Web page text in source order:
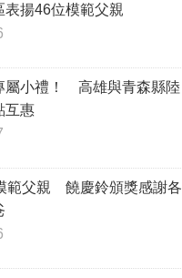
揚46位模範父親
屬小禮！ 高雄與青森縣陸
互惠
範父親 饒慶鈴頒獎感謝各